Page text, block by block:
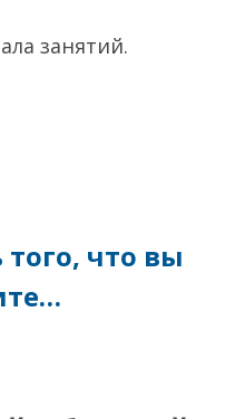
занятий.
что вы